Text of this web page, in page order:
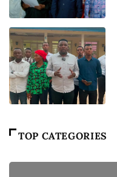
TOP CATEGORIES